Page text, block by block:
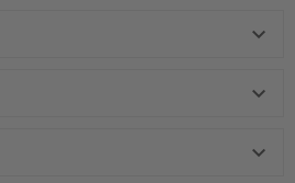


